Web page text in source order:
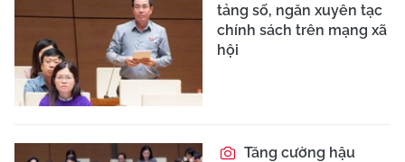
tảng số, ngăn xuyên tạc
chính sách trên mạng xã
hội
Tăng cường hậu